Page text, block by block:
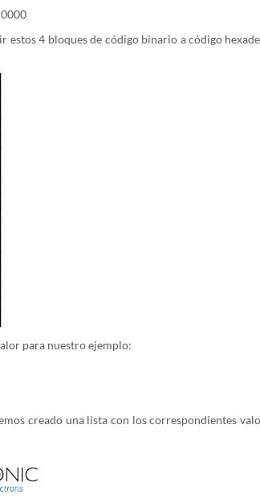
estos 4 bloques de código binario a código
para nuestro ejemplo:
creado una lista con los correspondientes